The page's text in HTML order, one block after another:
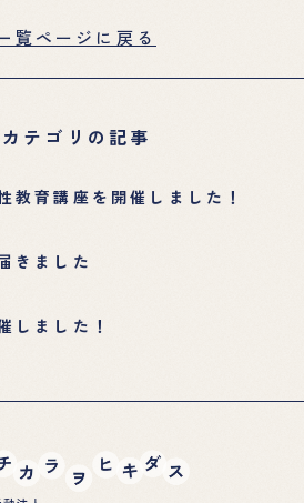
覧ページに戻る
テゴリの記事
教育講座を開催しました！
きました
しました！